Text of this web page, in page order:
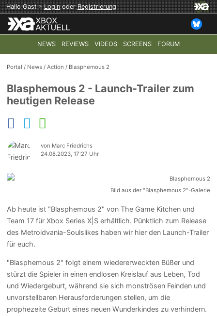
Hallo Gast »LoginoderRegistrierung
NEWS REVIEWS VIDEOS SCREENS FORUM
TOP-THEMEN: COD: MODERN WARFARE 4 HALO:
Portal / News /Action / Blasphemous 2
Blasphemous 2 - Launch-Trailer zum
heutigen Release
von Marc Friedrichs
24.08.2023, 17:27 Uhr
Bild aus der "Blasphemous 2"-Galerie
Ab heute ist "Blasphemous 2" von The Game Kitchen und
Team 17 für Xbox Series X|S erhältlich. Pünktlich zum Release
des Metroidvania-Soulslikes haben wir hier den Launch-Trailer
für euch.
"Blasphemous 2" folgt einem wiedererweckten Büßer und
stürzt die Spieler in einen endlosen Kreislauf aus Leben, Tod
und Wiedergeburt, während sie sich monströsen Feinden und
unvorstellbaren Herausforderungen stellen, um die
prophezeite Geburt eines neuen Wunderkindes zu verhindern.